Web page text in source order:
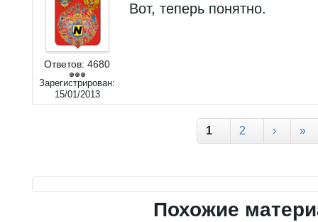
Ответов: 4680
Зарегистрирован:
15/01/2013
Вот, теперь понятно.
1 2 › »
Похожие